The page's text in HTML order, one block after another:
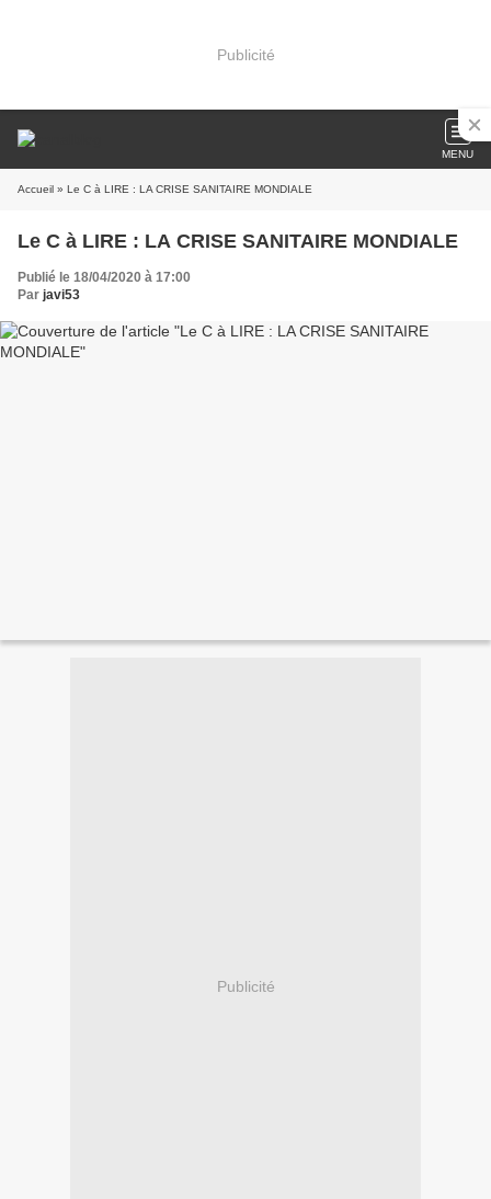
Publicité
MENU
Accueil » Le C à LIRE : LA CRISE SANITAIRE MONDIALE
Le C à LIRE : LA CRISE SANITAIRE MONDIALE
Publié le 18/04/2020 à 17:00
Par javi53
Publicité